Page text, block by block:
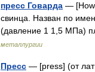
пресс Говарда —
свинца. Назван по
(давление 1 1,5 МПа)
металлургии
Пресс — [press] (от